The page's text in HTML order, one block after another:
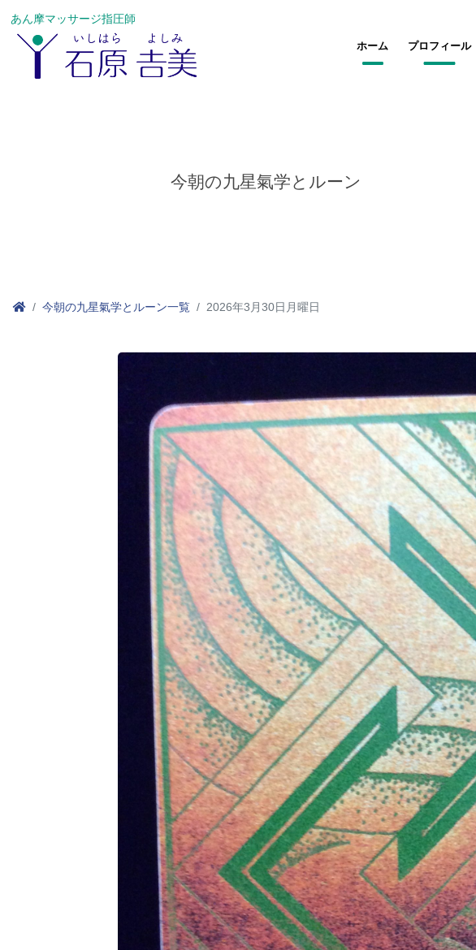
あん摩マッサージ指圧師
ホーム プロフィール
今朝の九星氣学とルーン
今朝の九星氣学とルーン一覧 2026年3月30日月曜日